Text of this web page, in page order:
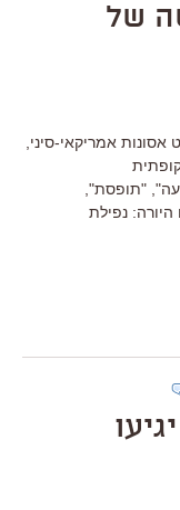
של
אמריקאי-סיני,
"תופסת",
היורה: נפילת